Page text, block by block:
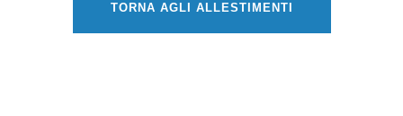
TORNA AGLI ALLESTIMENTI